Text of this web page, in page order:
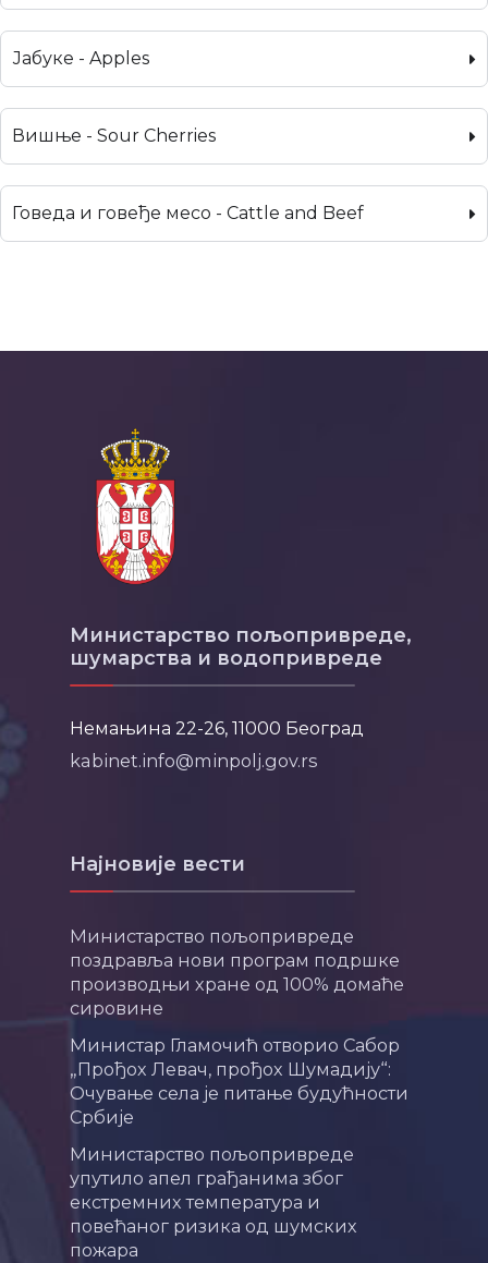
Јабуке - Apples
Вишње - Sour Cherries
Говеда и говеђе месо - Cattle and Beef
Министарство пољопривреде,
шумарства и водопривреде
Немањина 22-26, 11000 Београд
kabinet.info@minpolj.gov.rs
Најновије вести
Министарство пољопривреде
поздравља нови програм подршке
производњи хране од 100% домаће
сировине
Министар Гламочић отворио Сабор
„Прођох Левач, прођох Шумадију“:
Очување села је питање будућности
Србије
Министарство пољопривреде
упутило апел грађанима због
екстремних температура и
повећаног ризика од шумских
пожара